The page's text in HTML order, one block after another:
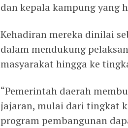
dan kepala kampung yang
Kehadiran mereka dinilai
dalam mendukung
masyarakat hingga ke
“Pemerintah daerah
jajaran, mulai dari tingkat
program pembangunan